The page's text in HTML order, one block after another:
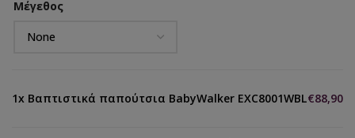
Μέγεθος
1x Βαπτιστικά παπούτσια BabyWalker EXC8001WBL€88,90